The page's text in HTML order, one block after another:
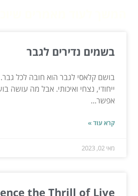
בשמים נדירים לגבר
בושם קלאסי לגבר הוא חובה לכל גבר.
ייחודי, נצחי ואיכותי. אבל מה עושה
אפשר...
קרא עוד »
מאי 02, 2023
the Thrill of Live